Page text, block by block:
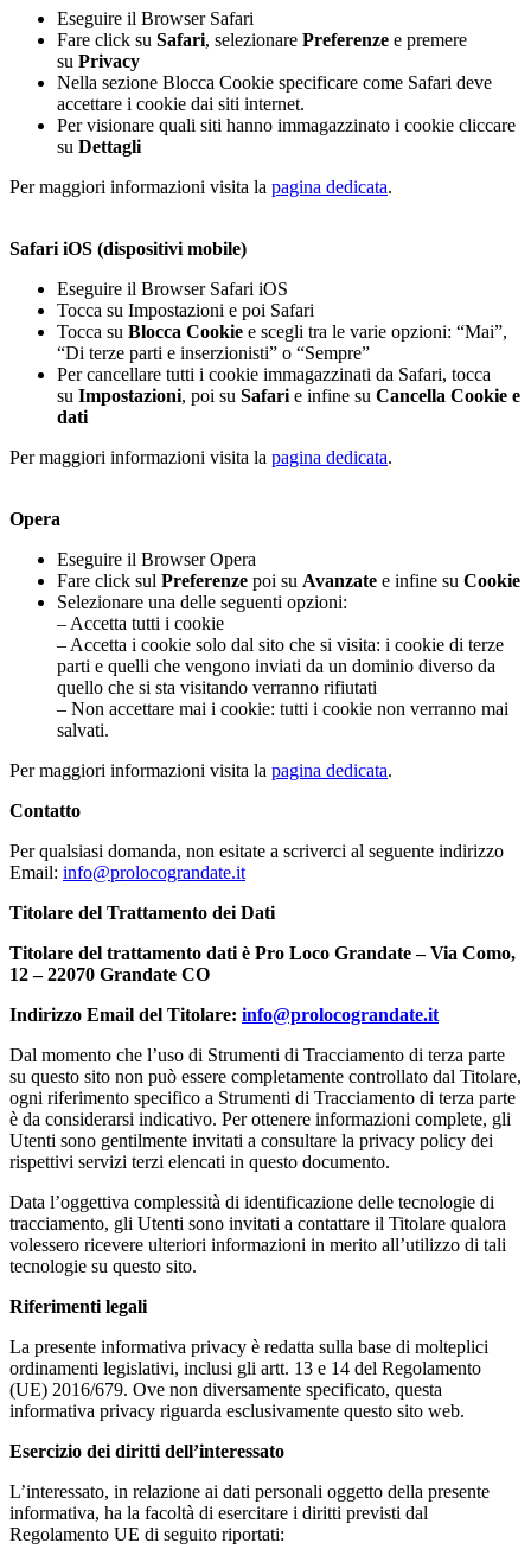
Eseguire il Browser Safari
Fare click su Safari, selezionare Preferenze e premere
su Privacy
Nella sezione Blocca Cookie specificare come Safari deve
accettare i cookie dai siti internet.
Per visionare quali siti hanno immagazzinato i cookie cliccare
su Dettagli
Per maggiori informazioni visita la pagina dedicata.
Safari iOS (dispositivi mobile)
Eseguire il Browser Safari iOS
Tocca su Impostazioni e poi Safari
Tocca su Blocca Cookie e scegli tra le varie opzioni: “Mai”,
“Di terze parti e inserzionisti” o “Sempre”
Per cancellare tutti i cookie immagazzinati da Safari, tocca
su Impostazioni, poi su Safari e infine su Cancella Cookie e
dati
Per maggiori informazioni visita la pagina dedicata.
Opera
Eseguire il Browser Opera
Fare click sul Preferenze poi su Avanzate e infine su Cookie
Selezionare una delle seguenti opzioni:
– Accetta tutti i cookie
– Accetta i cookie solo dal sito che si visita: i cookie di terze
parti e quelli che vengono inviati da un dominio diverso da
quello che si sta visitando verranno rifiutati
– Non accettare mai i cookie: tutti i cookie non verranno mai
salvati.
Per maggiori informazioni visita la pagina dedicata.
Contatto
Per qualsiasi domanda, non esitate a scriverci al seguente indirizzo
Email: info@prolocograndate.it
Titolare del Trattamento dei Dati
Titolare del trattamento dati è Pro Loco Grandate – Via Como,
12 – 22070 Grandate CO
Indirizzo Email del Titolare: info@prolocograndate.it
Dal momento che l’uso di Strumenti di Tracciamento di terza parte
su questo sito non può essere completamente controllato dal Titolare,
ogni riferimento specifico a Strumenti di Tracciamento di terza parte
è da considerarsi indicativo. Per ottenere informazioni complete, gli
Utenti sono gentilmente invitati a consultare la privacy policy dei
rispettivi servizi terzi elencati in questo documento.
Data l’oggettiva complessità di identificazione delle tecnologie di
tracciamento, gli Utenti sono invitati a contattare il Titolare qualora
volessero ricevere ulteriori informazioni in merito all’utilizzo di tali
tecnologie su questo sito.
Riferimenti legali
La presente informativa privacy è redatta sulla base di molteplici
ordinamenti legislativi, inclusi gli artt. 13 e 14 del Regolamento
(UE) 2016/679. Ove non diversamente specificato, questa
informativa privacy riguarda esclusivamente questo sito web.
Esercizio dei diritti dell’interessato
L’interessato, in relazione ai dati personali oggetto della presente
informativa, ha la facoltà di esercitare i diritti previsti dal
Regolamento UE di seguito riportati: